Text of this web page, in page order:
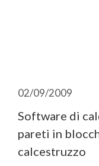
02/09/2009
Software di
pareti in
calcestruzzo